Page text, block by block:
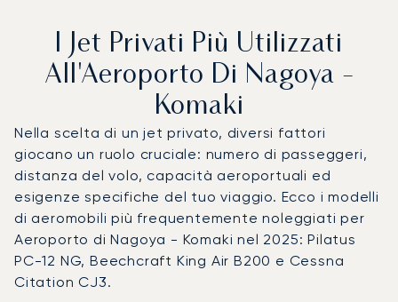
I Jet Privati Più Utilizzati
All'Aeroporto Di Nagoya -
Komaki
Nella scelta di un jet privato, diversi fattori
giocano un ruolo cruciale: numero di passeggeri,
distanza del volo, capacità aeroportuali ed
esigenze specifiche del tuo viaggio. Ecco i modelli
di aeromobili più frequentemente noleggiati per
Aeroporto di Nagoya - Komaki nel 2025: Pilatus
PC-12 NG, Beechcraft King Air B200 e Cessna
Citation CJ3.